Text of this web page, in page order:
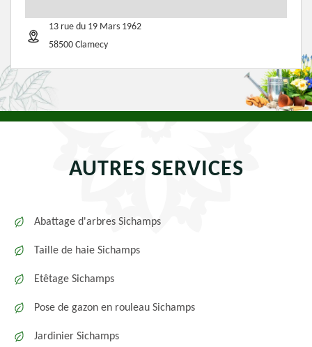
13 rue du 19 Mars 1962
58500 Clamecy
AUTRES SERVICES
Abattage d'arbres Sichamps
Taille de haie Sichamps
Etêtage Sichamps
Pose de gazon en rouleau Sichamps
Jardinier Sichamps